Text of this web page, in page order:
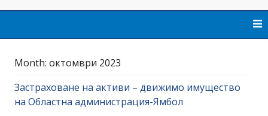
Month: октомври 2023
Застраховане на активи – движимо имущество
на Областна администрация-Ямбол